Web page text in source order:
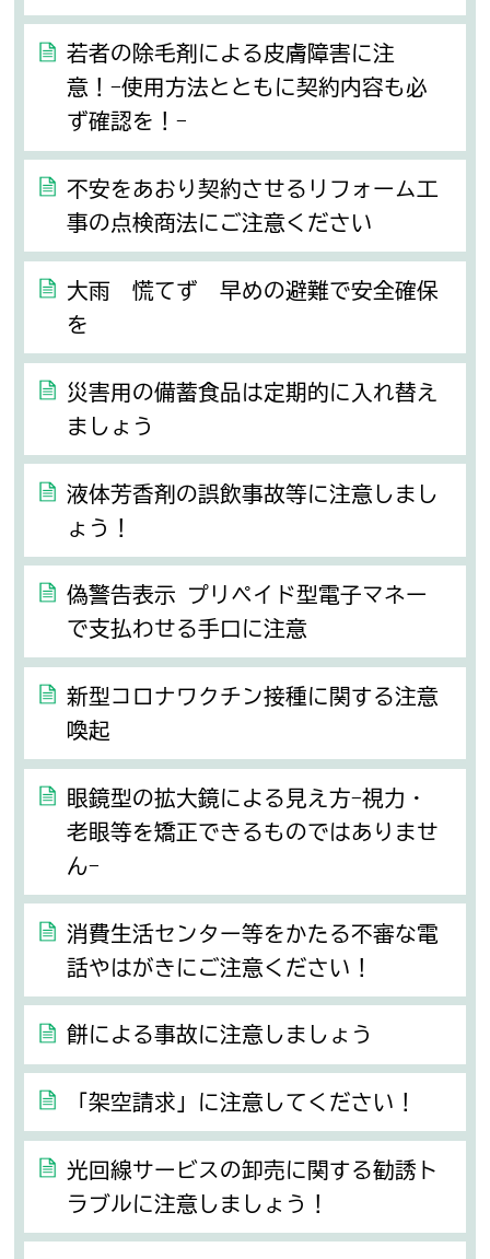
若者の除毛剤による皮膚障害に注
意！-使用方法とともに契約内容も必
ず確認を！-
不安をあおり契約させるリフォーム工
事の点検商法にご注意ください
大雨 慌てず 早めの避難で安全確保
を
災害用の備蓄食品は定期的に入れ替え
ましょう
液体芳香剤の誤飲事故等に注意しまし
ょう！
偽警告表示 プリペイド型電子マネー
で支払わせる手口に注意
新型コロナワクチン接種に関する注意
喚起
眼鏡型の拡大鏡による見え方-視力・
老眼等を矯正できるものではありませ
ん-
消費生活センター等をかたる不審な電
話やはがきにご注意ください！
餅による事故に注意しましょう
「架空請求」に注意してください！
光回線サービスの卸売に関する勧誘ト
ラブルに注意しましょう！